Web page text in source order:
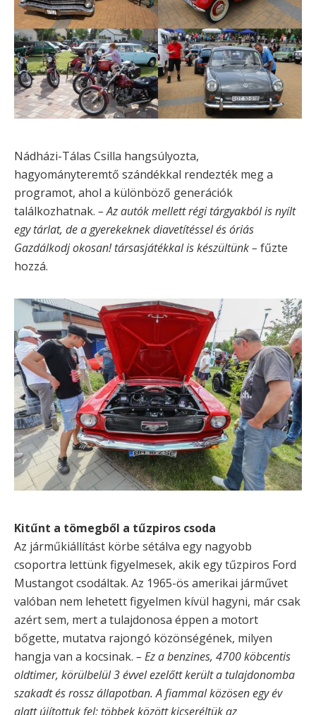
Nádházi-Tálas Csilla hangsúlyozta,
hagyományteremtő szándékkal rendezték meg a
programot, ahol a különböző generációk
találkozhatnak. – Az autók mellett régi tárgyakból is nyílt
egy tárlat, de a gyerekeknek diavetítéssel és óriás
Gazdálkodj okosan! társasjátékkal is készültünk – fűzte
hozzá.
Kitűnt a tömegből a tűzpiros csoda
Az járműkiállítást körbe sétálva egy nagyobb
csoportra lettünk figyelmesek, akik egy tűzpiros Ford
Mustangot csodáltak. Az 1965-ös amerikai járművet
valóban nem lehetett figyelmen kívül hagyni, már csak
azért sem, mert a tulajdonosa éppen a motort
bőgette, mutatva rajongó közönségének, milyen
hangja van a kocsinak. – Ez a benzines, 4700 köbcentis
oldtimer, körülbelül 3 évvel ezelőtt került a tulajdonomba
szakadt és rossz állapotban. A fiammal közösen egy év
alatt újítottuk fel: többek között kicseréltük az